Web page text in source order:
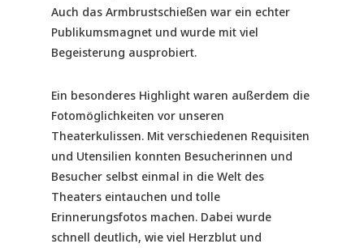
Auch das Armbrustschießen war ein echter
Publikumsmagnet und wurde mit viel
Begeisterung ausprobiert.
Ein besonderes Highlight waren außerdem die
Fotomöglichkeiten vor unseren
Theaterkulissen. Mit verschiedenen Requisiten
und Utensilien konnten Besucherinnen und
Besucher selbst einmal in die Welt des
Theaters eintauchen und tolle
Erinnerungsfotos machen. Dabei wurde
schnell deutlich, wie viel Herzblut und